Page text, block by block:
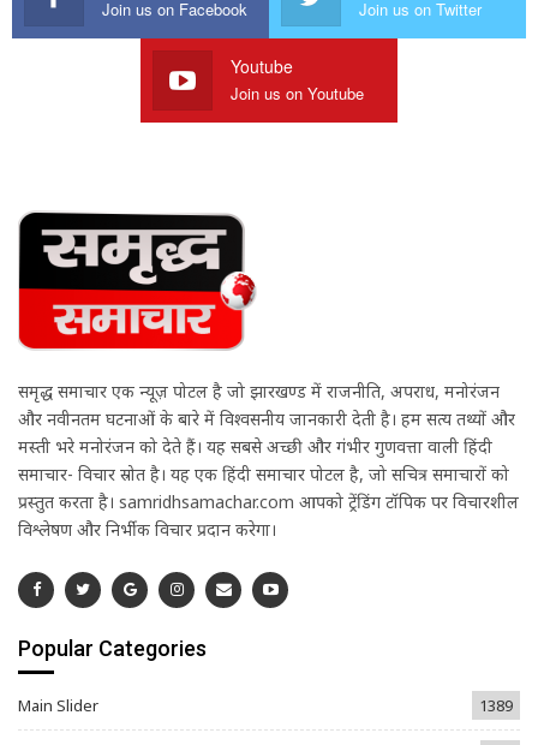
Join us on Facebook Join us on Twitter
Youtube
Join us on Youtube
समृद्ध समाचार एक न्यूज़ पोर्टल है जो झारखण्ड में राजनीति, अपराध, मनोरंजन
और नवीनतम घटनाओं के बारे में विश्वसनीय जानकारी देती है। हम सत्य तथ्यों और
मस्ती भरे मनोरंजन को देते हैं। यह सबसे अच्छी और गंभीर गुणवत्ता वाली हिंदी
समाचार- विचार स्रोत है। यह एक हिंदी समाचार पोर्टल है, जो सचित्र समाचारों को
प्रस्तुत करता है। samridhsamachar.com आपको ट्रेंडिंग टॉपिक पर विचारशील
विश्लेषण और निर्भीक विचार प्रदान करेगा।
Popular Categories
Main Slider 1389